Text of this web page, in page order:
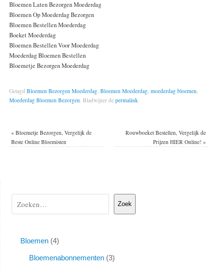
Bloemen Laten Bezorgen Moederdag
Bloemen Op Moederdag Bezorgen
Bloemen Bestellen Moederdag
Boeket Moederdag
Bloemen Bestellen Voor Moederdag
Moederdag Bloemen Bestellen
Bloemetje Bezorgen Moederdag
Getagd Bloemen Bezorgen Moederdag, Bloemen Moederdag, moederdag bloemen
Moederdag Bloemen Bezorgen Bladwijzer de permalink
« Bloemetje Bezorgen, Vergelijk de
Beste Online Bloemisten
Rouwboeket Bestellen, Vergelijk de
Prijzen HIER Online!»
Zoek
Bloemen 4
Bloemenabonnementen 3